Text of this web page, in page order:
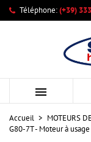
Téléphone:(+39)

Accueil MOTEURS
G80-7T - Moteur à
Mes listes
Créer une
Créer une
Nom de la liste
Connexion
Vous devez
liste d'envies.